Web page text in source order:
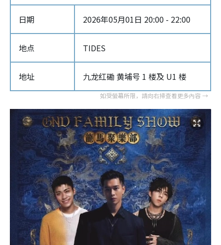
日期 2026年05月01日 20:00 - 22:00
地点 TIDES
地址 九龙红磡 黄埔号 1 楼及 U1 楼